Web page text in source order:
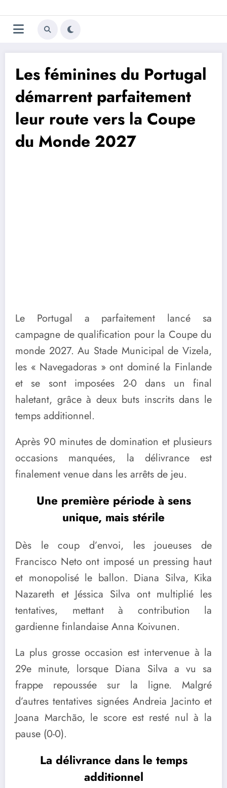
au
contenu
Trivela
L'actualité du football
Les féminines du Portugal
démarrent parfaitement
leur route vers la Coupe
du Monde 2027
Le Portugal a parfaitement lancé sa
campagne de qualification pour la Coupe du
monde 2027. Au Stade Municipal de Vizela,
les « Navegadoras » ont dominé la Finlande
et se sont imposées 2-0 dans un final
haletant, grâce à deux buts inscrits dans le
temps additionnel.
Après 90 minutes de domination et plusieurs
occasions manquées, la délivrance est
finalement venue dans les arrêts de jeu.
Une première période à sens
unique, mais stérile
Dès le coup d’envoi, les joueuses de
Francisco Neto ont imposé un pressing haut
et monopolisé le ballon. Diana Silva, Kika
Nazareth et Jéssica Silva ont multiplié les
tentatives, mettant à contribution la
gardienne finlandaise Anna Koivunen.
La plus grosse occasion est intervenue à la
29e minute, lorsque Diana Silva a vu sa
frappe repoussée sur la ligne. Malgré
d’autres tentatives signées Andreia Jacinto et
Joana Marchão, le score est resté nul à la
pause (0-0).
La délivrance dans le temps
additionnel